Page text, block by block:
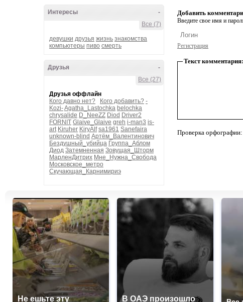
-
Интересы
Все (7)
девушки друзья жизнь знакомства
компьютеры пиво смерть
-
Друзья
Все (27)
Друзья оффлайн
Кого давно нет?
Кого добавить? -
Kozi-Agatha_Lastochka belochka
chrysalide D_NeeZZ Diod Driver2
FORNIT Glaive_Glaive greh i-man3 is-
art Kiruher KiryAlf sa1961 Sanefaira
unknown-blind Артём_Валентинович
Бездушный_убийца Группа_Аблом
Диод Затемненная Зовущая_Шторм
МарленДитрих Мне_Нужна_Свобода
Московское_метро
Скучающая_Карнимириэ
Добавить
Введите свое имя и
Регистрация
Текст комментария:
Проверка
Не ешьте эту В ОАЭ произошло